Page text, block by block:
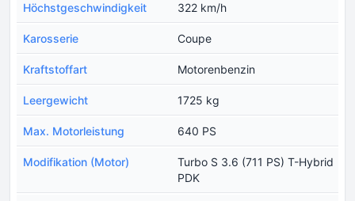
Höchstgeschwindigkeit 322 km/h
Karosserie Coupe
Kraftstoffart Motorenbenzin
Leergewicht 1725 kg
Max. Motorleistung 640 PS
Modifikation (Motor)
Turbo S 3.6 (711 PS) T-Hybrid
PDK